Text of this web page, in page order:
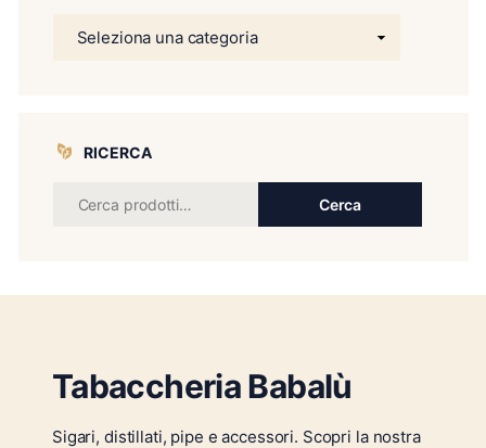
RICERCA
Cerca
Tabaccheria Babalù
Sigari, distillati, pipe e accessori. Scopri la nostra